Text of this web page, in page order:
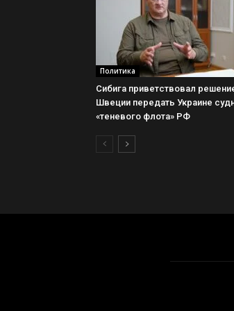
Политика
Сибига приветствовал
Швеции передать Украине
«теневого флота» РФ